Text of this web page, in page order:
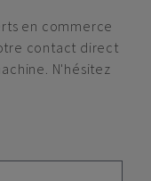
en commerce
contact direct
N'hésitez